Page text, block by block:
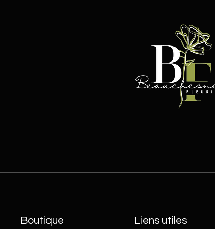
Boutique Liens utiles